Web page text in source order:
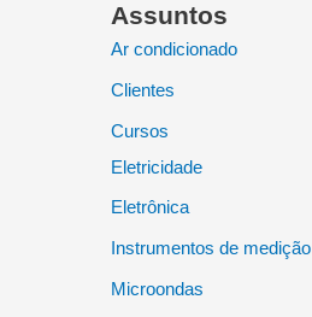
Assuntos
Ar condicionado
Clientes
Cursos
Eletricidade
Eletrônica
Instrumentos de medição
Microondas